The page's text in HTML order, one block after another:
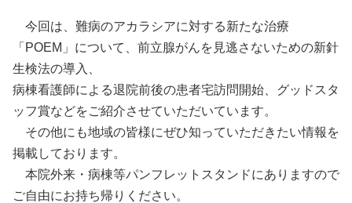
今回は、難病のアカラシアに対する新たな治療
「POEM」について、前立腺がんを見逃さないための新針
生検法の導入、
病棟看護師による退院前後の患者宅訪問開始、グッドスタ
ッフ賞などをご紹介させていただいています。
その他にも地域の皆様にぜひ知っていただきたい情報を
掲載しております。
本院外来・病棟等パンフレットスタンドにありますので
ご自由にお持ち帰りください。